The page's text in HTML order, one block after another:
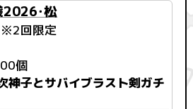
・松
回限定
個
神子とサバイブラスト剣ガチ